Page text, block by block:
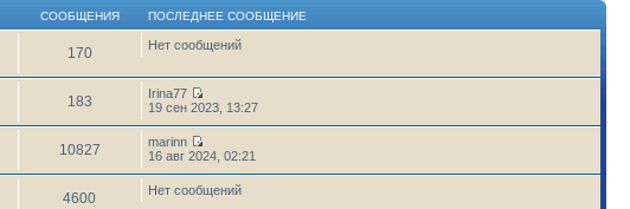
СООБЩЕНИЯ ПОСЛЕДНЕЕ СООБЩЕНИЕ
170 Нет сообщений
183
Irina77
19 сен 2023, 13:27
10827
marinn
16 авг 2024, 02:21
4600 Нет сообщений